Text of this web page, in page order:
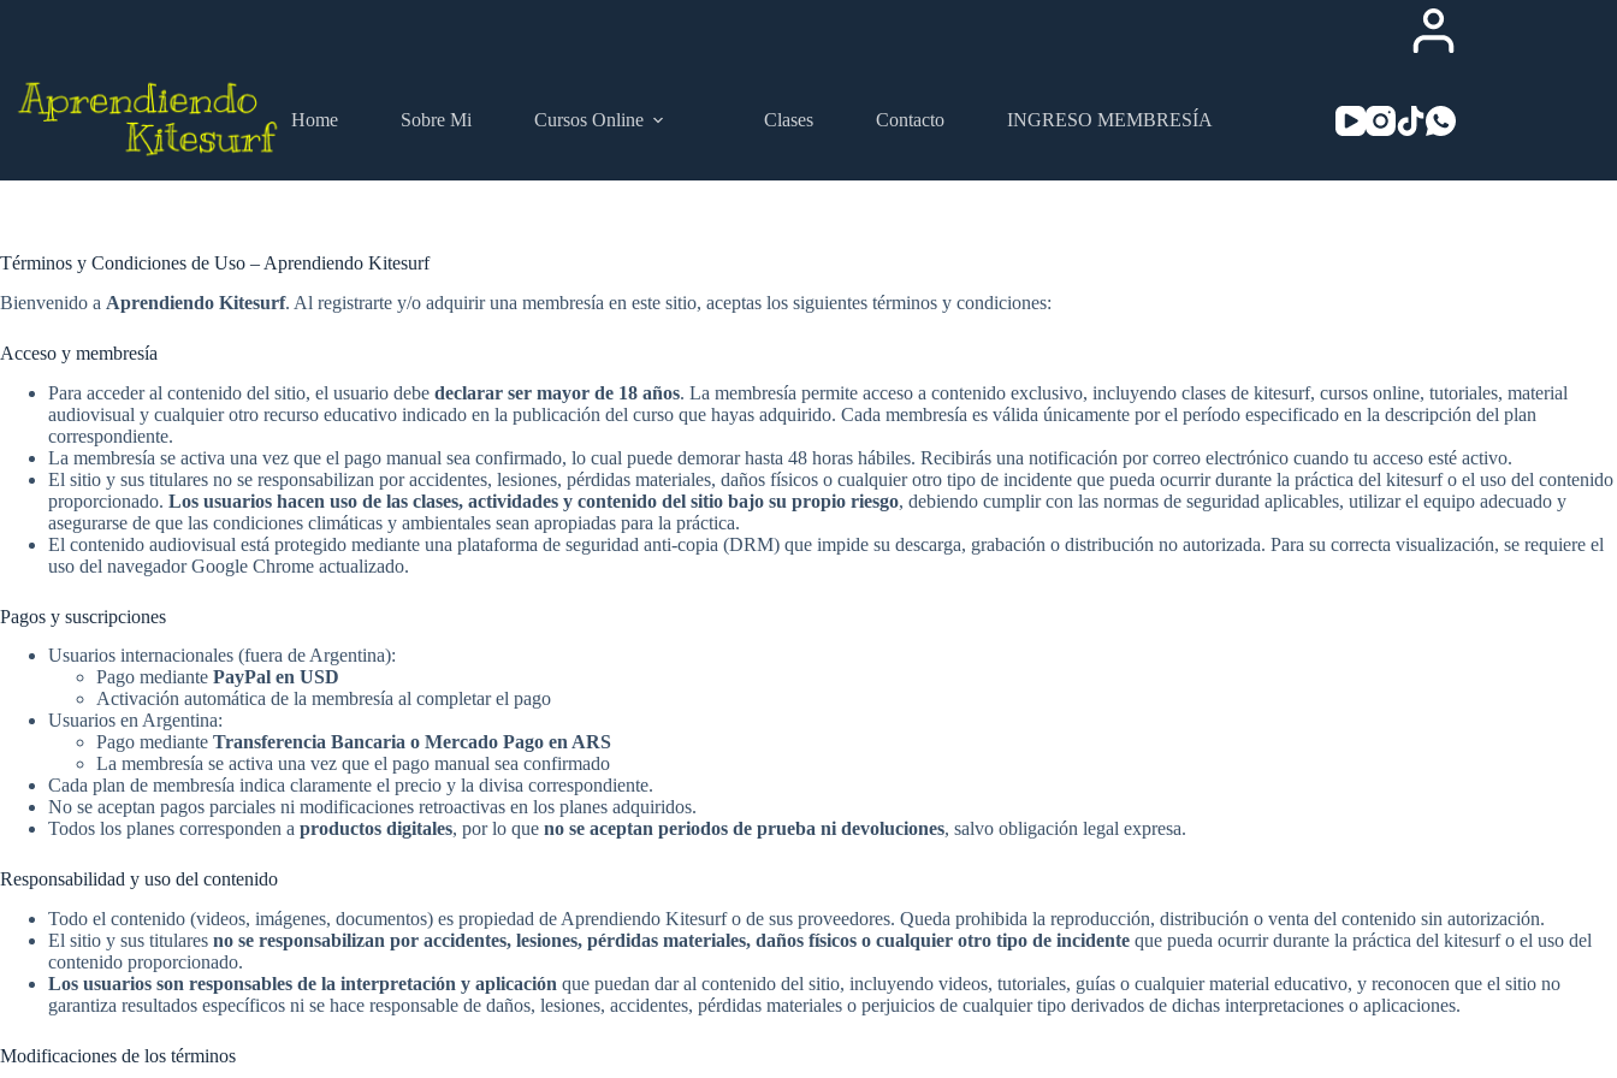
Home Sobre Mi Cursos Online Clases Contacto INGRESO MEMBRESÍA
Términos y Condiciones de Uso – Aprendiendo Kitesurf
Bienvenido a Aprendiendo Kitesurf. Al registrarte y/o adquirir una membresía en este sitio, aceptas los siguientes términos y condiciones:
Acceso y membresía
Para acceder al contenido del sitio, el usuario debe declarar ser mayor de 18 años. La membresía permite acceso a contenido exclusivo, incluyendo clases de kitesurf, cursos online, tutoriales, material
audiovisual y cualquier otro recurso educativo indicado en la publicación del curso que hayas adquirido. Cada membresía es válida únicamente por el período especificado en la descripción del plan
correspondiente.
La membresía se activa una vez que el pago manual sea confirmado, lo cual puede demorar hasta 48 horas hábiles. Recibirás una notificación por correo electrónico cuando tu acceso esté activo.
El sitio y sus titulares no se responsabilizan por accidentes, lesiones, pérdidas materiales, daños físicos o cualquier otro tipo de incidente que pueda ocurrir durante la práctica del kitesurf o el uso del contenido
proporcionado. Los usuarios hacen uso de las clases, actividades y contenido del sitio bajo su propio riesgo, debiendo cumplir con las normas de seguridad aplicables, utilizar el equipo adecuado y
asegurarse de que las condiciones climáticas y ambientales sean apropiadas para la práctica.
El contenido audiovisual está protegido mediante una plataforma de seguridad anti-copia (DRM) que impide su descarga, grabación o distribución no autorizada. Para su correcta visualización, se requiere el
uso del navegador Google Chrome actualizado.
Pagos y suscripciones
Usuarios internacionales (fuera de Argentina):
Pago mediante PayPal en USD
Activación automática de la membresía al completar el pago
Usuarios en Argentina:
Pago mediante Transferencia Bancaria o Mercado Pago en ARS
La membresía se activa una vez que el pago manual sea confirmado
Cada plan de membresía indica claramente el precio y la divisa correspondiente.
No se aceptan pagos parciales ni modificaciones retroactivas en los planes adquiridos.
Todos los planes corresponden a productos digitales, por lo que no se aceptan periodos de prueba ni devoluciones, salvo obligación legal expresa.
Responsabilidad y uso del contenido
Todo el contenido (videos, imágenes, documentos) es propiedad de Aprendiendo Kitesurf o de sus proveedores. Queda prohibida la reproducción, distribución o venta del contenido sin autorización.
El sitio y sus titulares no se responsabilizan por accidentes, lesiones, pérdidas materiales, daños físicos o cualquier otro tipo de incidente que pueda ocurrir durante la práctica del kitesurf o el uso del
contenido proporcionado.
Los usuarios son responsables de la interpretación y aplicación que puedan dar al contenido del sitio, incluyendo videos, tutoriales, guías o cualquier material educativo, y reconocen que el sitio no
garantiza resultados específicos ni se hace responsable de daños, lesiones, accidentes, pérdidas materiales o perjuicios de cualquier tipo derivados de dichas interpretaciones o aplicaciones.
Modificaciones de los términos